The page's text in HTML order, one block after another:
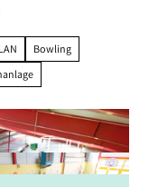
Bowling